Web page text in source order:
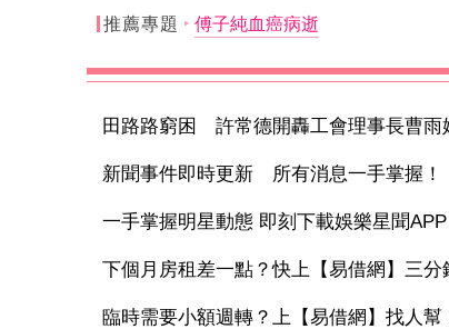
推薦專題 傅子純血癌病逝
田路路窮困 許常德開轟工會理事長曹雨
新聞事件即時更新 所有消息一手掌握！
一手掌握明星動態 即刻下載娛樂星聞APP
下個月房租差一點？快上【易借網】三分
臨時需要小額週轉？上【易借網】找人幫